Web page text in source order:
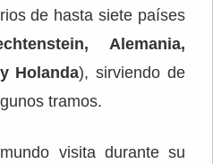
de hasta siete países
Alemania,
Holanda), sirviendo de
tramos.
visita durante su